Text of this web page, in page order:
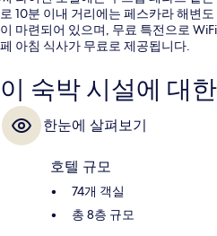
로 10분 이내 거리에는 페스카라 해변
이 마련되어 있으며, 무료 특전으로
페 아침 식사가 무료로 제공됩니다.
이 숙박 시설에 대
한눈에 살펴보기
호텔 규모
74개 객실
총 8층 규모